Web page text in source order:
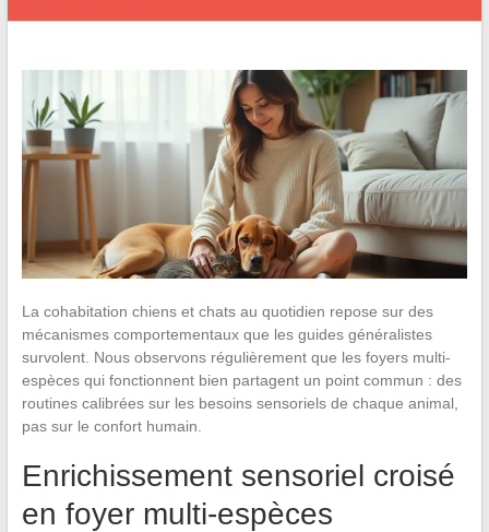
La cohabitation chiens et chats au quotidien repose sur des
mécanismes comportementaux que les guides généralistes
survolent. Nous observons régulièrement que les foyers multi-
espèces qui fonctionnent bien partagent un point commun : des
routines calibrées sur les besoins sensoriels de chaque animal,
pas sur le confort humain.
Enrichissement sensoriel croisé
en foyer multi-espèces